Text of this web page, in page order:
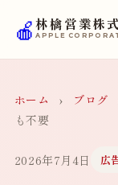
🍎林檎営業株
APPLE
ホーム › ブログ
も不要
2026年7月4日 広